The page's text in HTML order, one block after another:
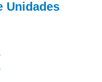
Unidades